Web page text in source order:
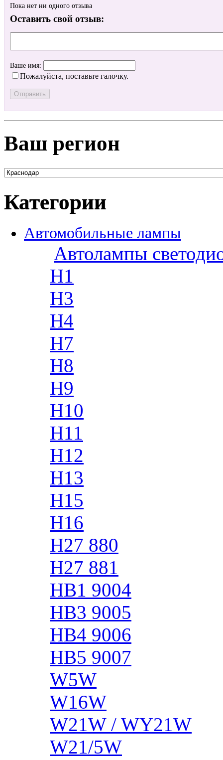
Пока нет ни одного отзыва
Оставить свой отзыв:
Ваше имя:
Пожалуйста, поставьте галочку.
Ваш регион
Категории
Автомобильные лампы
Автолампы
H1
H3
H4
H7
H8
H9
H10
H11
H12
H13
H15
H16
H27 880
H27 881
HB1 9004
HB3 9005
HB4 9006
HB5 9007
W5W
W16W
W21W / WY21W
W21/5W